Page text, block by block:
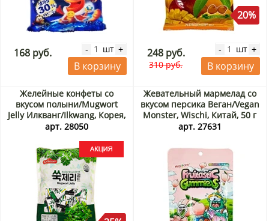
168 руб. - шт +
В корзину
20%
248 руб.
310 руб.
- шт +
В корзину
Желейные конфеты со
вкусом полыни/Mugwort
Jelly Илкванг/Ilkwang, Корея,
280 г Акция
арт. 28050
Жевательный мармелад со
вкусом персика Веган/Vegan
Monster, Wischi, Китай, 50 г
арт. 27631